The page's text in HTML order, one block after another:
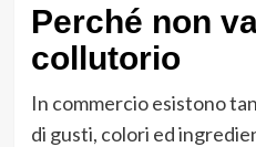
Perché non
collutorio
In commercio esistono
di gusti, colori ed